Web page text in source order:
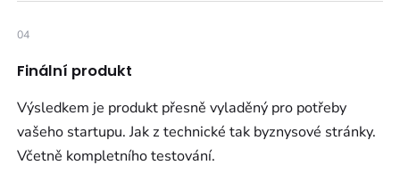
04
Finální produkt
Výsledkem je produkt přesně vyladěný pro potřeby
vašeho startupu. Jak z technické tak byznysové stránky.
Včetně kompletního testování.